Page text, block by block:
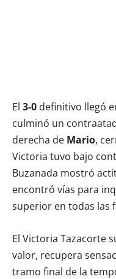
El 3-0 definitivo llegó
culminó un
derecha de Mario,
Victoria tuvo bajo
Buzanada mostró
encontró vías para
superior en todas las
El Victoria Tazacorte
valor, recupera
tramo final de la